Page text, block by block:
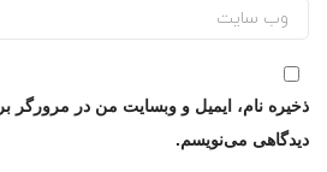
ذخیره نام، ایمیل و وبسایت من در مرورگر
دیدگاهی می‌نویسم.